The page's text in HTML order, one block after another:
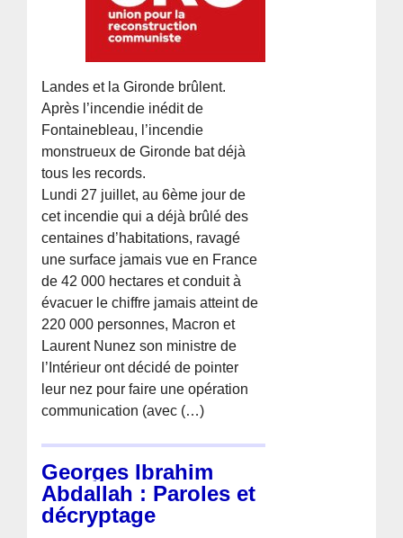
Landes et la Gironde brûlent.
Après l’incendie inédit de
Fontainebleau, l’incendie
monstrueux de Gironde bat déjà
tous les records.
Lundi 27 juillet, au 6ème jour de
cet incendie qui a déjà brûlé des
centaines d’habitations, ravagé
une surface jamais vue en France
de 42 000 hectares et conduit à
évacuer le chiffre jamais atteint de
220 000 personnes, Macron et
Laurent Nunez son ministre de
l’Intérieur ont décidé de pointer
leur nez pour faire une opération
communication (avec (…)
Georges Ibrahim
Abdallah : Paroles et
décryptage